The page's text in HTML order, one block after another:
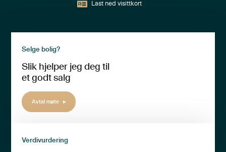
Last ned visittkort
Selge bolig?
Slik hjelper jeg deg til
et godt salg
Avtal møte
Verdivurdering